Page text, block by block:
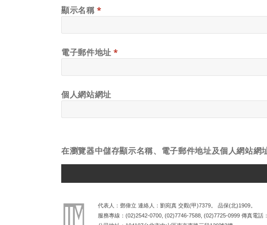
顯示名稱*
電子郵件地址*
個人網站網址
在瀏覽器中儲存顯示名稱、電子郵件地址及個人網站網
代表人：鄧偉立 連絡人：劉宛真 交觀(甲)7379。 品保(北)1909。
服務專線： (02)2542-0700 (02)7746-7588 (02)7725-0999 傳真電話：